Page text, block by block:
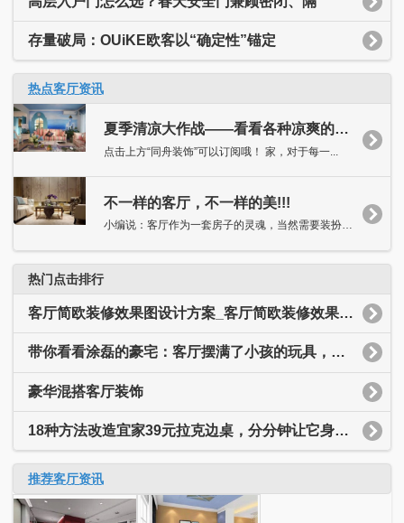
存量破局：OUiKE欧客以“确定性”锚定
热点客厅资讯
夏季清凉大作战——看看各种凉爽的客厅吧！
点击上方“同舟装饰”可以订阅哦！ 家，对于每一...
不一样的客厅，不一样的美!!!
小编说：客厅作为一套房子的灵魂，当然需要装扮得独具特色，抑或...
热门点击排行
客厅简欧装修效果图设计方案_客厅简欧装修效果图大全
带你看看涂磊的豪宅：客厅摆满了小孩的玩具，装修简约又温馨
豪华混搭客厅装饰
18种方法改造宜家39元拉克边桌，分分钟让它身价翻十倍
推荐客厅资讯